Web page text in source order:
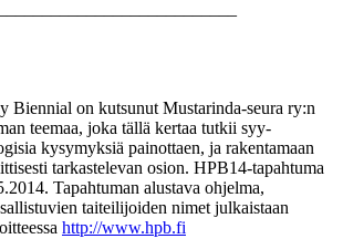
Biennial on kutsunut Mustarinda-seura ry:n
teemaa, joka tällä kertaa tutkii syy-
kysymyksiä painottaen, ja rakentamaan
tarkastelevan osion. HPB14-tapahtuma
Tapahtuman alustava ohjelma,
taiteilijoiden nimet julkaistaan
http://www.hpb.fi